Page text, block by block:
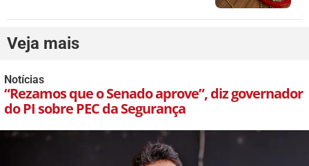
Veja mais
Notícias
“Rezamos que o Senado aprove”, diz governador
do PI sobre PEC da Segurança